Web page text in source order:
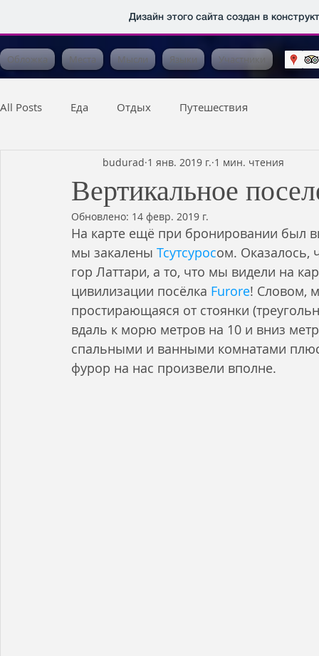
Дизайн этого сайта создан в
Обложка Места Мысли Языки Участники
All Posts Еда Отдых Путешествия
Вертикальное
budurad 1 янв. 2019 г. 1 мин. чтения
Обновлено: 14 февр. 2019 г.
На карте ещё при бронировании был
мы закалены Тсутсуросом. Оказалось,
гор Латтари, а то, что мы видели на
цивилизации посёлка Furore! Словом,
простирающаяся от стоянки
вдаль к морю метров на 10 и вниз
спальными и ванными комнатами
фурор на нас произвели вполне.